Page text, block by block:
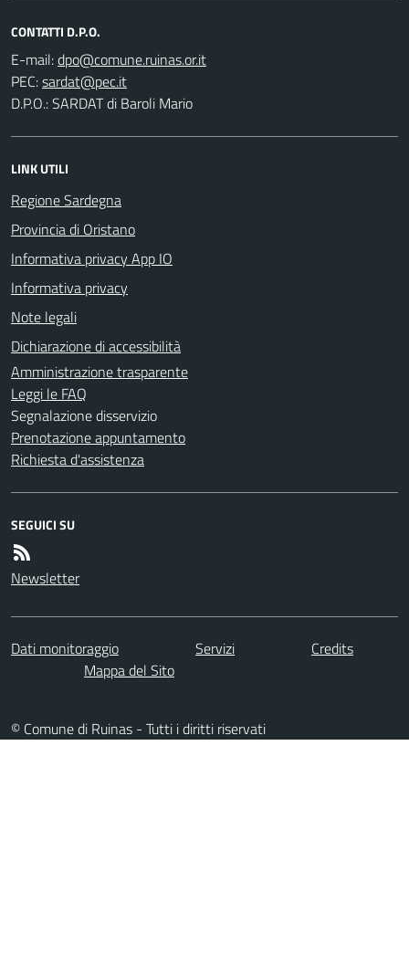
CONTATTI D.P.O.
E-mail:
PEC:
D.P.O.: SARDAT di Baroli Mario
LINK UTILI
Regione Sardegna
Provincia di Oristano
Informativa privacy App IO
Informativa privacy
Note legali
Dichiarazione di accessibilità
Amministrazione trasparente
Leggi le FAQ
Segnalazione disservizio
Prenotazione appuntamento
Richiesta d'assistenza
SEGUICI SU
Newsletter
Dati monitoraggio Servizi
Credits
Mappa del Sito
© Comune di Ruinas - Tutti i diritti riservati